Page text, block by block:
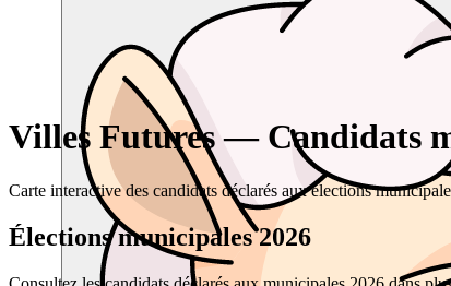
Villes Futures — Candidats
Carte interactive des candidats déclarés aux élections
Élections municipales 2026